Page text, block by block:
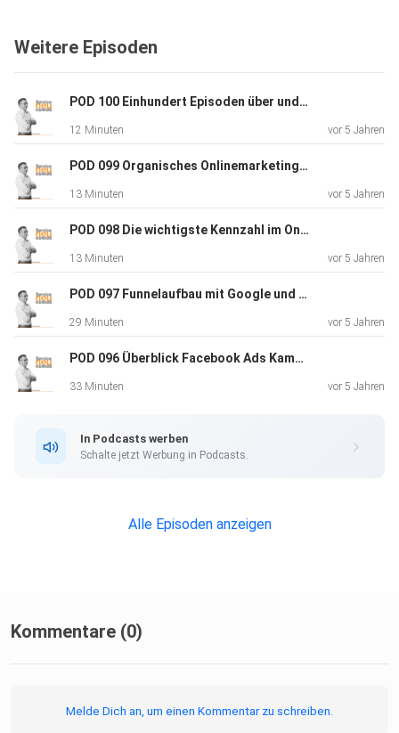
Weitere Episoden
POD 100 Einhundert Episoden über und mit Service! Vielen Dank für Ihre Treue, liebe Hörer! Das ist das Finale und der (vorläufige) Schlusspunkt dieses Podcast. Hören Sie einen Rückblick zum Podcast, Erfahren Sie was gut gelang und was nicht. Erfahren Sie
12 Minuten vor 5 Jahren
POD 099 Organisches Onlinemarketing (Onlinemarketing XII) - Kunden und Umsatz ohne Geldeinsatz?! SOE und Social Media - erfahren Sie in dieser Episode von den beiden Prinzipien des organischen Onlinemarketing und was deren Vor- und Nachteile sind. Lernen
13 Minuten vor 5 Jahren
POD 098 Die wichtigste Kennzahl im Onlinemarketing (Onlinemarketing XI) - Erfahren Sie im Podcast, welche Kennzahl die entscheidende ist und warum diese Kennzahl in keinem Tool direkt abgelesen werden kann. Erfahren Sie, warum Ehrlichkeit zu sich selbst n
13 Minuten vor 5 Jahren
POD 097 Funnelaufbau mit Google und Facebook Ads - Onlinemarketing IX - Erfahren Sie, wie ein langer differenzierter Funnel (Trichter) konzipiert und aufgebaut werden sollte. Vom Keyword über die Anzeige, die Landingpage über den CTA, vom Freebie bis zum
29 Minuten vor 5 Jahren
POD 096 Überblick Facebook Ads Kampagne - Onlinemarketing Folge VIII - Erhalten Sie einen Überblick über Facebook Ads und den Businessmanager / Werbemanager von Facebook. Lernen Sie, wann Facebook Werbung gut geeignet sein kann. Erfahren Sie die wesentlic
33 Minuten vor 5 Jahren
In Podcasts werben
Schalte jetzt Werbung in Podcasts.
Alle Episoden anzeigen
Kommentare (0)
Melde Dich an, um einen Kommentar zu schreiben.